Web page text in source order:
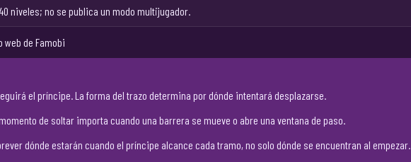
niveles; no se publica un modo multijugador.
web de Famobi
el príncipe. La forma del trazo determina por dónde intentará desplazarse.
de soltar importa cuando una barrera se mueve o abre una ventana de paso.
dónde estarán cuando el príncipe alcance cada tramo, no solo dónde se encuentran al empezar.